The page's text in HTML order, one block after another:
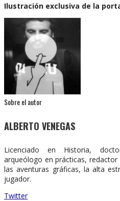
Ilustración exclusiva de la
Sobre el autor
ALBERTO VENEGAS
Licenciado en Historia,
arqueólogo en prácticas,
las aventuras gráficas, la alta
jugador.
Twitter